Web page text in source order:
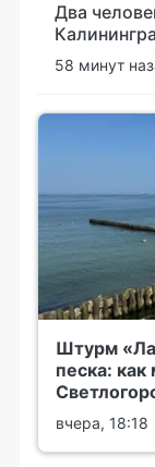
Два
58 минут
Штурм
песка:
вчера, 18:18